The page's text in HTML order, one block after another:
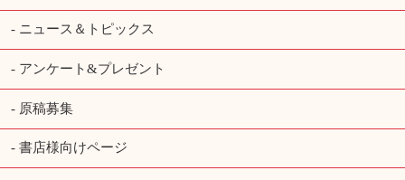
ニュース＆トピックス
アンケート&プレゼント
原稿募集
書店様向けページ